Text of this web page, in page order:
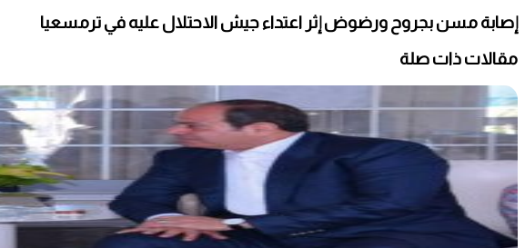
إصابة مسن بجروح ورضوض إثر اعتداء جيش الاحتلال عليه في ترمسعيا
مقالات ذات صلة